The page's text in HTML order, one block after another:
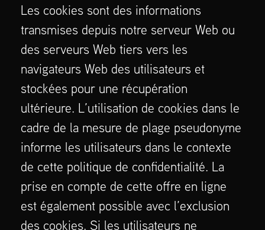
Les cookies sont des informations
transmises depuis notre serveur Web ou
des serveurs Web tiers vers les
navigateurs Web des utilisateurs et
stockées pour une récupération
ultérieure. L’utilisation de cookies dans le
cadre de la mesure de plage pseudonyme
informe les utilisateurs dans le contexte
de cette politique de confidentialité. La
prise en compte de cette offre en ligne
est également possible avec l’exclusion
des cookies. Si les utilisateurs ne